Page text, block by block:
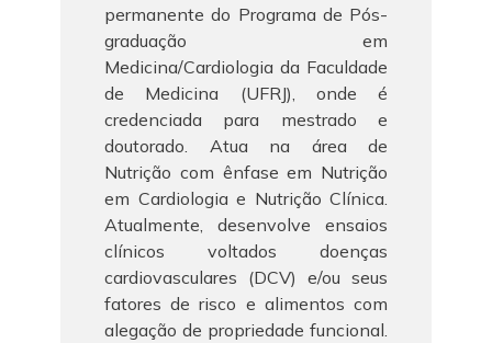
permanente do Programa de Pós-
graduação em
Medicina/Cardiologia da Faculdade
de Medicina (UFRJ), onde é
credenciada para mestrado e
doutorado. Atua na área de
Nutrição com ênfase em Nutrição
em Cardiologia e Nutrição Clínica.
Atualmente, desenvolve ensaios
clínicos voltados doenças
cardiovasculares (DCV) e/ou seus
fatores de risco e alimentos com
alegação de propriedade funcional.